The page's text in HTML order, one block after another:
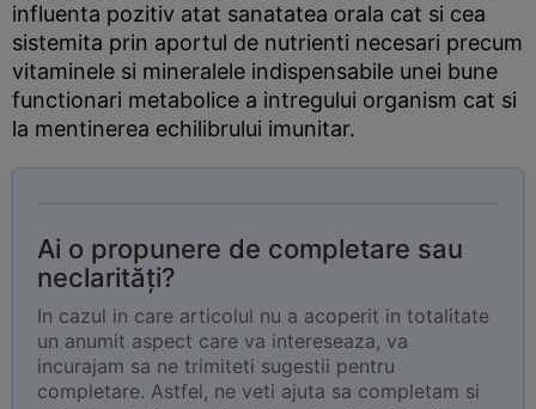
influenta pozitiv atat sanatatea orala cat si cea
sistemita prin aportul de nutrienti necesari precum
vitaminele si mineralele indispensabile unei bune
functionari metabolice a intregului organism cat si
la mentinerea echilibrului imunitar.
Ai o propunere de completare sau
neclarități?
In cazul in care articolul nu a acoperit in totalitate
un anumit aspect care va intereseaza, va
incurajam sa ne trimiteti sugestii pentru
completare. Astfel, ne veti ajuta sa completam si